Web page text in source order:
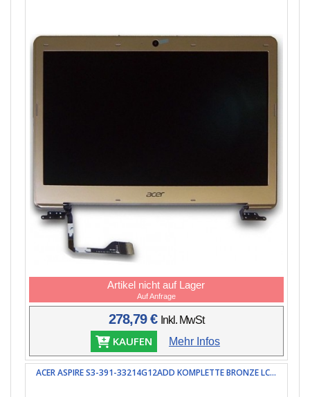
Artikel nicht auf Lager
Auf Anfrage
278,79 € Inkl. MwSt
KAUFEN Mehr Infos
ACER ASPIRE S3-391-33214G12ADD KOMPLETTE BRONZE LC...